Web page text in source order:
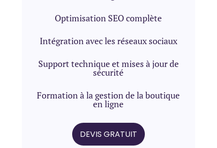
Optimisation SEO complète
Intégration avec les réseaux sociaux
Support technique et mises à jour de
sécurité
Formation à la gestion de la boutique
en ligne
DEVIS GRATUIT
Création de site internet
Création de boutique en ligne
Référencement Local
Publicité en Ligne
Photo | Vidéo
Autre
Des informations à nous partager